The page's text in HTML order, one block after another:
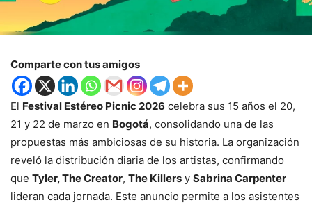
Comparte con tus amigos
El Festival Estéreo Picnic 2026 celebra sus 15 años el 20,
21 y 22 de marzo en Bogotá, consolidando una de las
propuestas más ambiciosas de su historia. La organización
reveló la distribución diaria de los artistas, confirmando
que Tyler, The Creator, The Killers y Sabrina Carpenter
lideran cada jornada. Este anuncio permite a los asistentes